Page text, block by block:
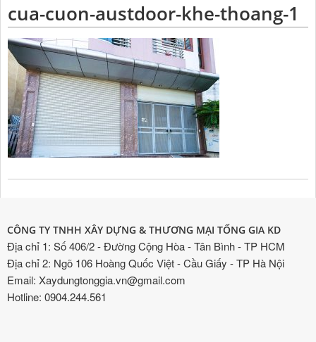
cua-cuon-austdoor-khe-thoang-1
CÔNG TY TNHH XÂY DỰNG & THƯƠNG MẠI TỐNG GIA KD
Địa chỉ 1: Số 406/2 - Đường Cộng Hòa - Tân Bình - TP HCM
Địa chỉ 2: Ngõ 106 Hoàng Quốc Việt - Cầu Giấy - TP Hà Nội
Email: Xaydungtonggia.vn@gmail.com
Hotline: 0904.244.561